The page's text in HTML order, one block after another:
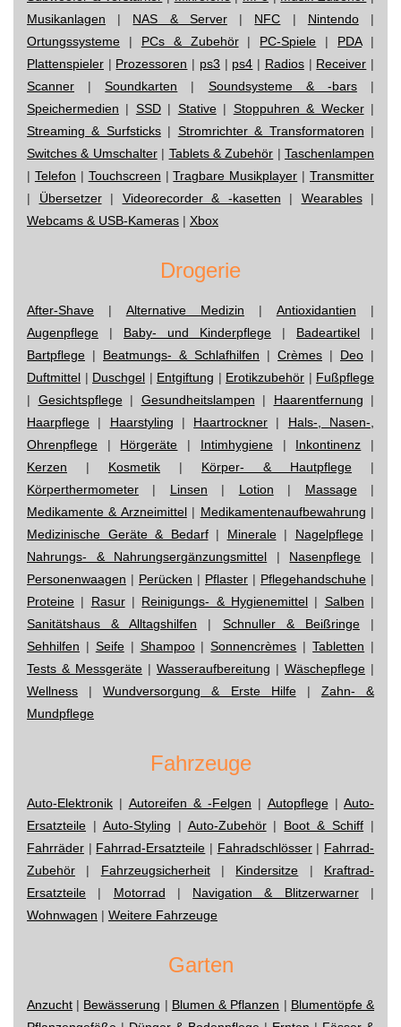
Musikanlagen | NAS & Server| NFC | Nintendo|
Ortungssysteme | PCs & Zubehör| PC-Spiele | PDA|
Plattenspieler | Prozessoren | ps3 | ps4 | Radios| Receiver |
Scanner |Soundkarten | Soundsysteme & -bars|
Speichermedien | SSD| Stative| Stoppuhren & Wecker|
Streaming & Surfsticks| Stromrichter & Transformatoren |
Switches & Umschalter| Tablets & Zubehör | Taschenlampen
| Telefon | Touchscreen |Tragbare Musikplayer | Transmitter
| Übersetzer| Videorecorder & -kasetten | Wearables|
Webcams & USB-Kameras | Xbox
Drogerie
After-Shave | Alternative Medizin | Antioxidantien |
Augenpflege | Baby- und Kinderpflege | Badeartikel |
Bartpflege | Beatmungs- & Schlafhilfen | Crèmes | Deo |
Duftmittel | Duschgel | Entgiftung | Erotikzubehör | Fußpflege
| Gesichtspflege| Gesundheitslampen | Haarentfernung |
Haarpflege | Haarstyling | Haartrockner | Hals-, Nasen-,
Ohrenpflege | Hörgeräte | Intimhygiene| Inkontinenz |
Kerzen | Kosmetik | Körper- & Hautpflege |
Körperthermometer | Linsen | Lotion | Massage|
Medikamente & Arzneimittel| Medikamentenaufbewahrung |
Medizinische Geräte & Bedarf| Minerale| Nagelpflege|
Nahrungs- & Nahrungsergänzungsmittel | Nasenpflege |
Personenwaagen | Perücken | Pflaster | Pflegehandschuhe |
Proteine | Rasur| Reinigungs- & Hygienemittel | Salben |
Sanitätshaus & Alltagshilfen | Schnuller & Beißringe|
Sehhilfen | Seife| Shampoo|Sonnencrèmes |Tabletten |
Tests & Messgeräte | Wasseraufbereitung | Wäschepflege |
Wellness |Wundversorgung & Erste Hilfe| Zahn- &
Mundpflege
Fahrzeuge
Auto-Elektronik | Autoreifen & -Felgen | Autopflege| Auto-
Ersatzteile | Auto-Styling | Auto-Zubehör| Boot & Schiff |
Fahrräder | Fahrrad-Ersatzteile | Fahradschlösser| Fahrrad-
Zubehör | Fahrzeugsicherheit| Kindersitze | Kraftrad-
Ersatzteile | Motorrad | Navigation & Blitzerwarner|
Wohnwagen | Weitere Fahrzeuge
Garten
Anzucht | Bewässerung | Blumen & Pflanzen | Blumentöpfe &